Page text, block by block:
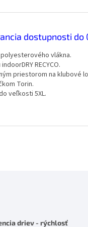
dostupnosti do
vlákna.
RECYCO.
priestorom na klubové
Torin.
veľkosti 5XL.
driev - rýchlosť